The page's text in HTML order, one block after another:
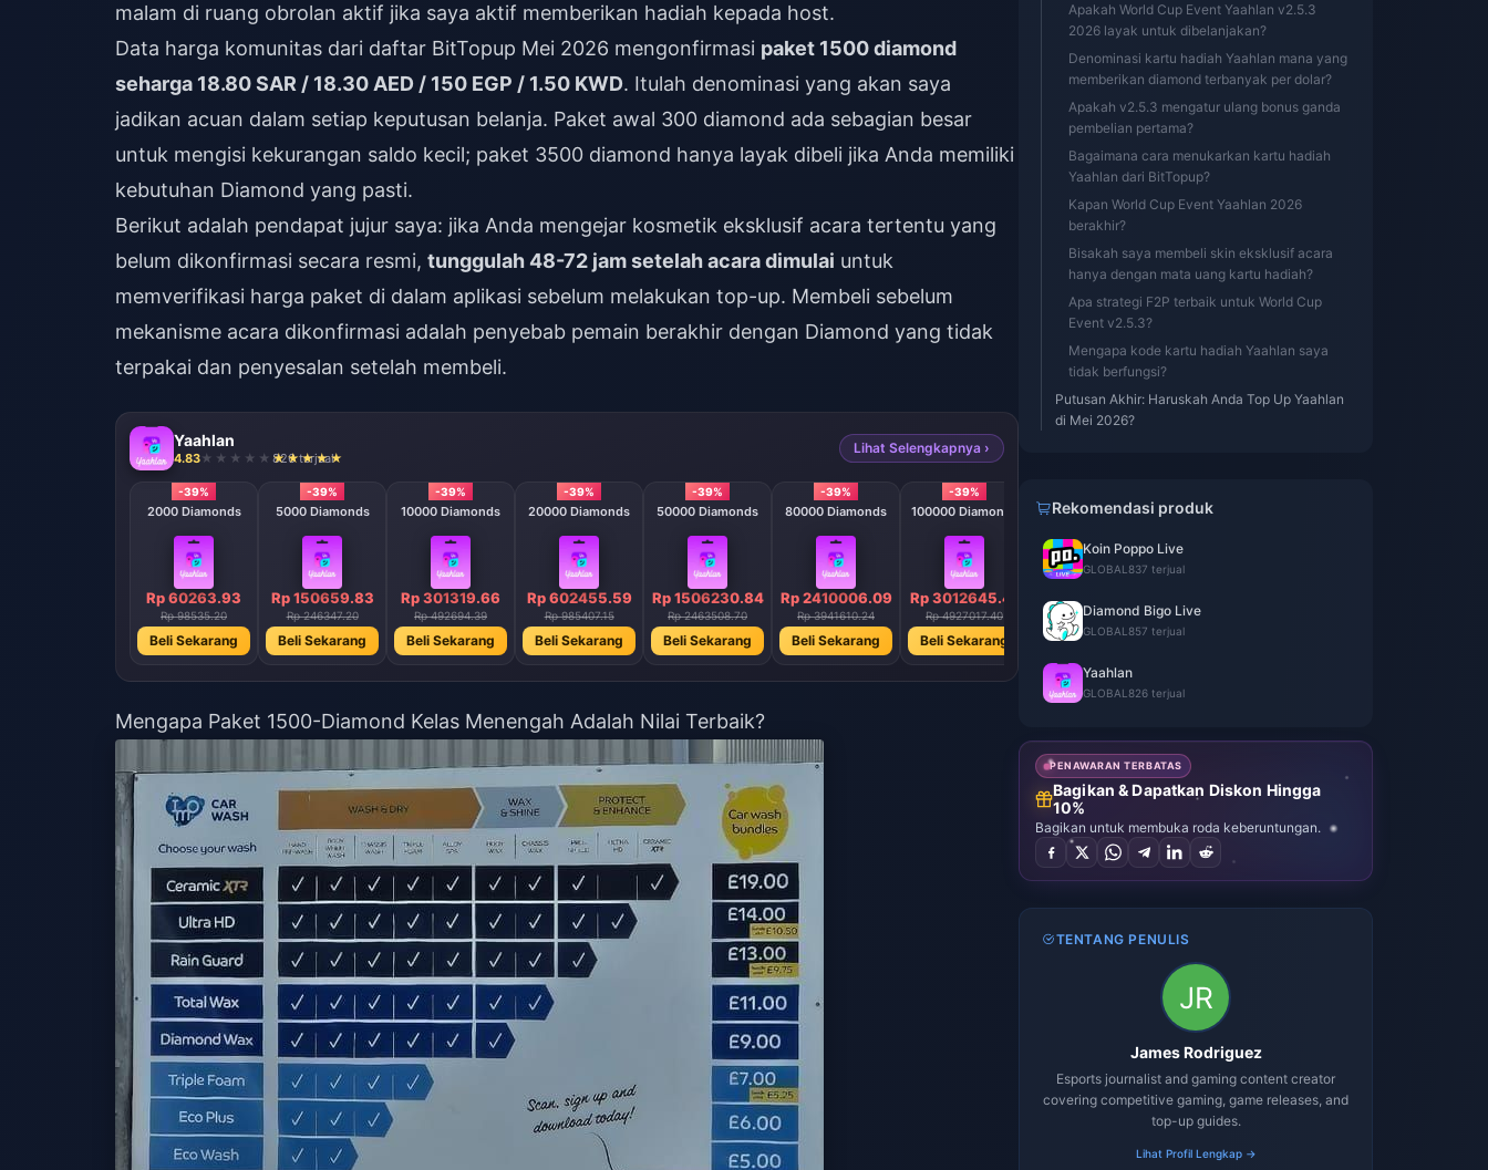
malam di ruang obrolan aktif jika saya aktif memberikan hadiah kepada host.
Data harga komunitas dari daftar BitTopup Mei 2026 mengonfirmasi paket 1500 diamond
seharga 18.80 SAR / 18.30 AED / 150 EGP / 1.50 KWD. Itulah denominasi yang akan saya
jadikan acuan dalam setiap keputusan belanja. Paket awal 300 diamond ada sebagian besar
untuk mengisi kekurangan saldo kecil; paket 3500 diamond hanya layak dibeli jika Anda memiliki
kebutuhan Diamond yang pasti.
Berikut adalah pendapat jujur saya: jika Anda mengejar kosmetik eksklusif acara tertentu yang
belum dikonfirmasi secara resmi, tunggulah 48-72 jam setelah acara dimulai untuk
memverifikasi harga paket di dalam aplikasi sebelum melakukan top-up. Membeli sebelum
mekanisme acara dikonfirmasi adalah penyebab pemain berakhir dengan Diamond yang tidak
terpakai dan penyesalan setelah membeli.
Yaahlan
4.83 826 terjual
Lihat Selengkapnya ›
-39%
2000 Diamonds
Rp 60263.93
Rp 98535.20
Beli Sekarang
-39%
5000 Diamonds
Rp 150659.83
Rp 246347.20
Beli Sekarang
-39%
10000 Diamonds
Rp 301319.66
Rp 492694.39
Beli Sekarang
-39%
20000 Diamonds
Rp 602455.59
Rp 985407.15
Beli Sekarang
-39%
50000 Diamonds
Rp 1506230.84
Rp 2463508.70
Beli Sekarang
-39%
80000 Diamonds
Rp 2410006.09
Rp 3941610.24
Beli Sekarang
-39%
100000 Diamonds
Rp 3012645.41
Rp 4927017.40
Beli Sekarang
Mengapa Paket 1500-Diamond Kelas Menengah Adalah Nilai Terbaik?
Apakah World Cup Event Yaahlan v2.5.3
2026 layak untuk dibelanjakan?
Denominasi kartu hadiah Yaahlan mana yang
memberikan diamond terbanyak per dolar?
Apakah v2.5.3 mengatur ulang bonus ganda
pembelian pertama?
Bagaimana cara menukarkan kartu hadiah
Yaahlan dari BitTopup?
Kapan World Cup Event Yaahlan 2026
berakhir?
Bisakah saya membeli skin eksklusif acara
hanya dengan mata uang kartu hadiah?
Apa strategi F2P terbaik untuk World Cup
Event v2.5.3?
Mengapa kode kartu hadiah Yaahlan saya
tidak berfungsi?
Putusan Akhir: Haruskah Anda Top Up Yaahlan
di Mei 2026?
Rekomendasi produk
Koin Poppo Live
GLOBAL 837 terjual
Diamond Bigo Live
GLOBAL 857 terjual
Yaahlan
GLOBAL 826 terjual
PENAWARAN TERBATAS
Bagikan & Dapatkan Diskon Hingga
10%
Bagikan untuk membuka roda keberuntungan.
TENTANG PENULIS
James Rodriguez
Esports journalist and gaming content creator
covering competitive gaming, game releases, and
top-up guides.
Lihat Profil Lengkap →